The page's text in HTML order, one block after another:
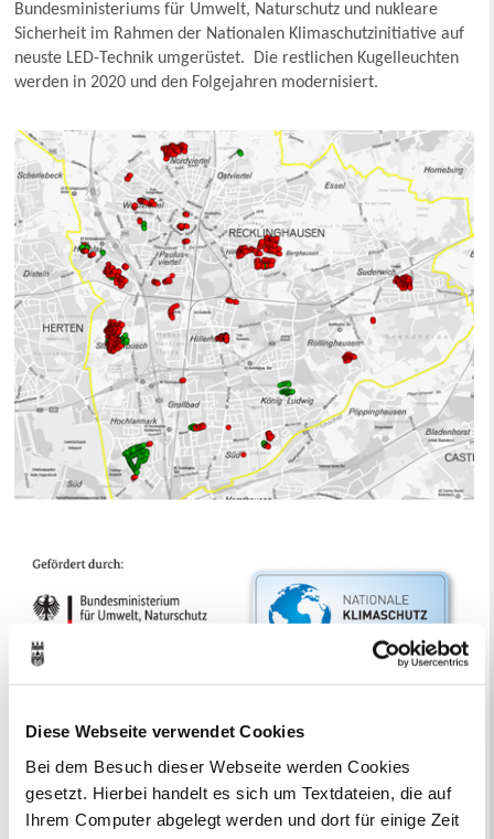
Diese Webseite verwendet Cookies
Bei dem Besuch dieser Webseite werden Cookies
gesetzt. Hierbei handelt es sich um Textdateien, die auf
Ihrem Computer abgelegt werden und dort für einige Zeit
Bundesministeriums für Umwelt, Naturschutz und nukleare
Sicherheit im Rahmen der Nationalen Klimaschutzinitiative auf
neuste LED-Technik umgerüstet. Die restlichen Kugelleuchten
werden in 2020 und den Folgejahren modernisiert.
Ihr Kontakt zur Stadtverwaltung